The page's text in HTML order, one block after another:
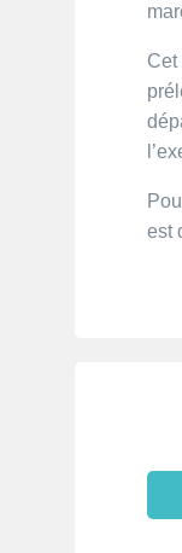
Cet
est